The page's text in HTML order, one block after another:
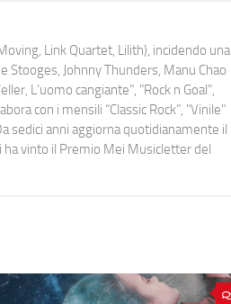
Link Quartet, Lilith), incidendo una
Stooges, Johnny Thunders, Manu Chao
L’uomo cangiante", "Rock n Goal",
con i mensili “Classic Rock”, "Vinile"
sedici anni aggiorna quotidianamente il
ha vinto il Premio Mei Musicletter del